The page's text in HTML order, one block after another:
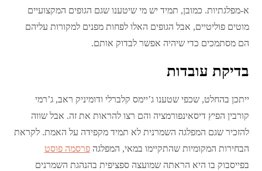
א-מפלגתיות. כמובן, תמיד יש מי שיטענו שגם הגופים המקצועיים
מוטים פוליטיים, אבל הגופים האלו לפחות מפנים למקורות עליהם
הם מסתמכים כדי שיהיה אפשר לבדוק אותם.
בדיקת עובדות
ייתכן בהחלט, שכפי שטענו ג’יימס קלברלי ודומיניק ראב, ג’רמי
קורבין הפיץ דיסאינפורמציה והם רצו להראות את זה. אבל שווה
להזכיר שגם המפלגה השמרנית לא תמיד מקפידה על האמת. לקראת
הבחירות המקומיות שהתקיימו במאי, המפלגהפרסמה פוסט
בפייסבוק בו היא הראתה שמועצה ספציפית בהנהגת השמרנים